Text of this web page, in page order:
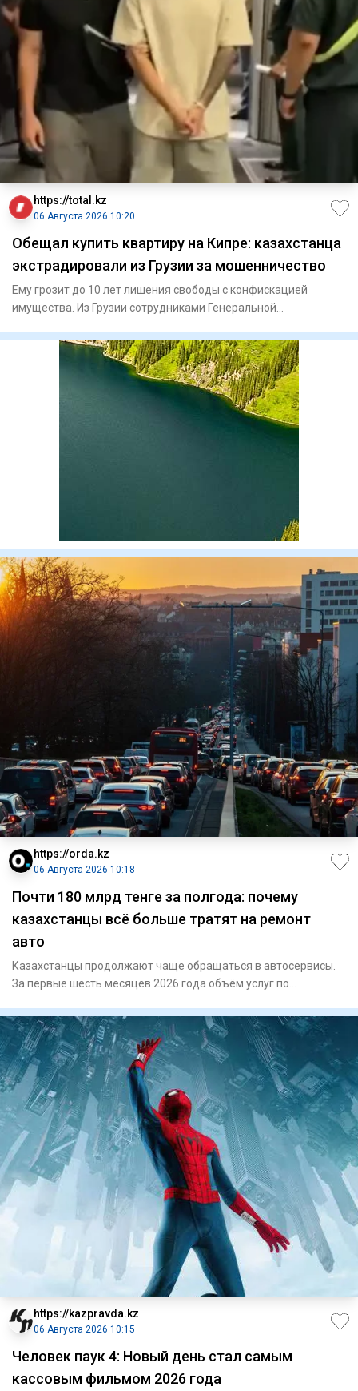
https://total.kz
06 Августа 2026 10:20
Обещал купить квартиру на Кипре: казахстанца
экстрадировали из Грузии за мошенничество
Ему грозит до 10 лет лишения свободы с конфискацией
имущества. Из Грузии сотрудниками Генеральной
https://orda.kz
06 Августа 2026 10:18
Почти 180 млрд тенге за полгода: почему
казахстанцы всё больше тратят на ремонт
авто
Казахстанцы продолжают чаще обращаться в автосервисы.
За первые шесть месяцев 2026 года объём услуг по
https://kazpravda.kz
06 Августа 2026 10:15
Человек паук 4: Новый день стал самым
кассовым фильмом 2026 года